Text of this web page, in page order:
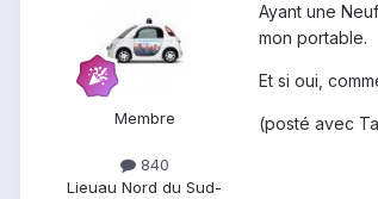
Membre
840
Lieuau Nord du Sud-
Ayant une
mon portable.
Et si oui,
(posté avec